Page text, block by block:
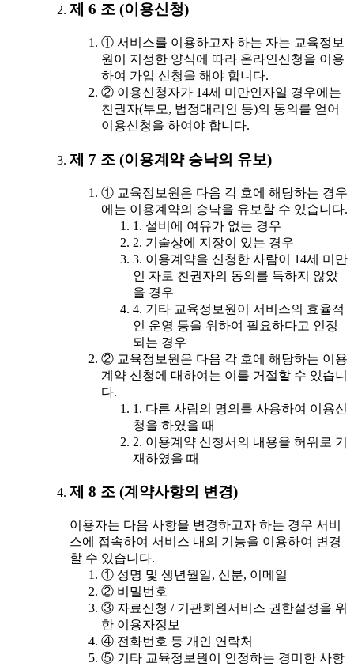
제 6 조 (이용신청)
① 서비스를 이용하고자 하는 자는 교육정보
원이 지정한 양식에 따라 온라인신청을 이용
하여 가입 신청을 해야 합니다.
② 이용신청자가 14세 미만인자일 경우에는
친권자(부모, 법정대리인 등)의 동의를 얻어
이용신청을 하여야 합니다.
제 7 조 (이용계약 승낙의 유보)
① 교육정보원은 다음 각 호에 해당하는 경우
에는 이용계약의 승낙을 유보할 수 있습니다.
1. 설비에 여유가 없는 경우
2. 기술상에 지장이 있는 경우
3. 이용계약을 신청한 사람이 14세 미만
인 자로 친권자의 동의를 득하지 않았
을 경우
4. 기타 교육정보원이 서비스의 효율적
인 운영 등을 위하여 필요하다고 인정
되는 경우
② 교육정보원은 다음 각 호에 해당하는 이용
계약 신청에 대하여는 이를 거절할 수 있습니
다.
1. 다른 사람의 명의를 사용하여 이용신
청을 하였을 때
2. 이용계약 신청서의 내용을 허위로 기
재하였을 때
제 8 조 (계약사항의 변경)
이용자는 다음 사항을 변경하고자 하는 경우 서비
스에 접속하여 서비스 내의 기능을 이용하여 변경
할 수 있습니다.
① 성명 및 생년월일, 신분, 이메일
② 비밀번호
③ 자료신청 / 기관회원서비스 권한설정을 위
한 이용자정보
④ 전화번호 등 개인 연락처
⑤ 기타 교육정보원이 인정하는 경미한 사항